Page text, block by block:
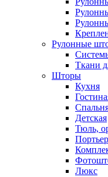
Рулонные
Ткани
Шторы
Кухня
Детская
Тюль,
Люкс